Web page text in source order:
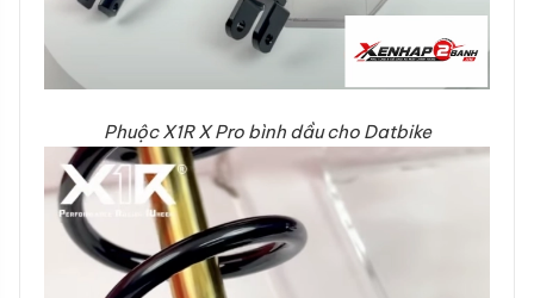
Phuộc X1R X Pro bình dầu cho Datbike